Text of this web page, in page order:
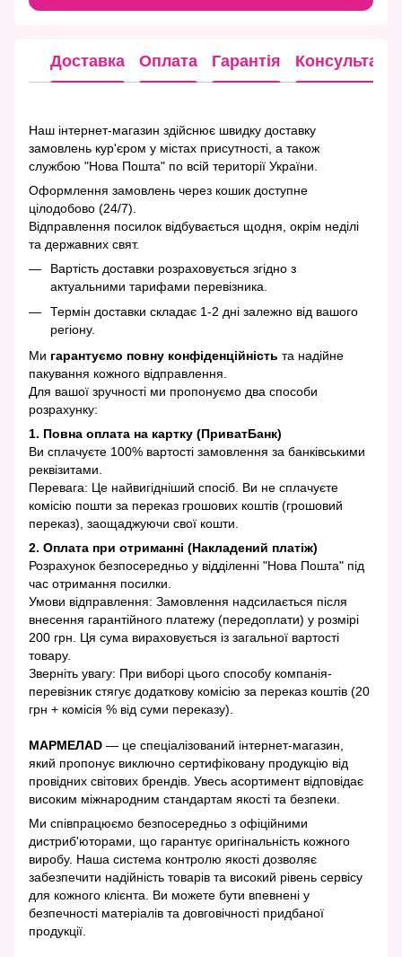
Доставка Оплата Гарантія Консультація
Наш інтернет-магазин здійснює швидку доставку
замовлень кур'єром у містах присутності, а також
службою "Нова Пошта" по всій території України.
Оформлення замовлень через кошик доступне
цілодобово (24/7).
Відправлення посилок відбувається щодня, окрім неділі
та державних свят.
Вартість доставки розраховується згідно з
актуальними тарифами перевізника.
Термін доставки складає 1-2 дні залежно від вашого
регіону.
Ми гарантуємо повну конфіденційність та надійне
пакування кожного відправлення.
Для вашої зручності ми пропонуємо два способи
розрахунку:
1. Повна оплата на картку (ПриватБанк)
Ви сплачуєте 100% вартості замовлення за банківськими
реквізитами.
Перевага: Це найвигідніший спосіб. Ви не сплачуєте
комісію пошти за переказ грошових коштів (грошовий
переказ), заощаджуючи свої кошти.
2. Оплата при отриманні (Накладений платіж)
Розрахунок безпосередньо у відділенні "Нова Пошта" під
час отримання посилки.
Умови відправлення: Замовлення надсилається після
внесення гарантійного платежу (передоплати) у розмірі
200 грн. Ця сума вираховується із загальної вартості
товару.
Зверніть увагу: При виборі цього способу компанія-
перевізник стягує додаткову комісію за переказ коштів (20
грн + комісія % від суми переказу).
МАРМЕЛАD — це спеціалізований інтернет-магазин,
який пропонує виключно сертифіковану продукцію від
провідних світових брендів. Увесь асортимент відповідає
високим міжнародним стандартам якості та безпеки.
Ми співпрацюємо безпосередньо з офіційними
дистриб'юторами, що гарантує оригінальність кожного
виробу. Наша система контролю якості дозволяє
забезпечити надійність товарів та високий рівень сервісу
для кожного клієнта. Ви можете бути впевнені у
безпечності матеріалів та довговічності придбаної
продукції.